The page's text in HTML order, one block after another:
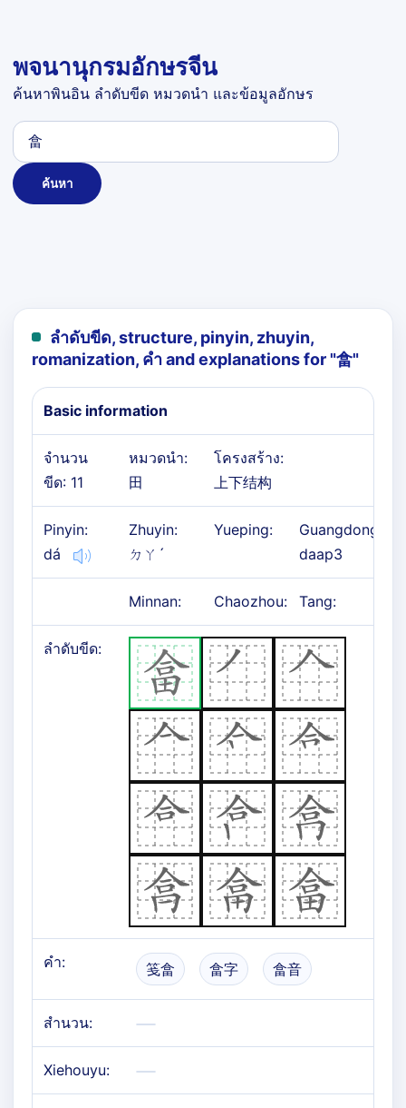
พจนานุกรมอักษรจีน
ค้นหาพินอิน ลำดับขีด หมวดนำ และข้อมูลอักษร
ค้นหา
ลำดับขีด, structure, pinyin, zhuyin,
romanization, คำ and explanations for "畣"
Basic information
จำนวน
ขีด: 11
หมวดนำ:
田
โครงสร้าง:
上下结构
Pinyin:
dá
Zhuyin:
ㄉㄚˊ
Yueping:
Guangdong:
daap3
Minnan: Chaozhou: Tang:
ลำดับขีด:
คำ: 笺畣 畣字 畣音
สำนวน:
Xiehouyu: